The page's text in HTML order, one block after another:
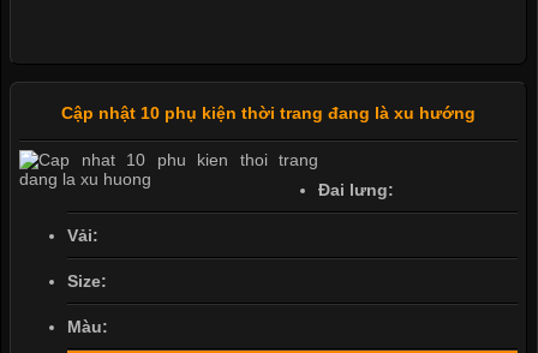
Cập nhật 10 phụ kiện thời trang đang là xu hướng
Đai lưng:
Vải:
Size:
Màu: